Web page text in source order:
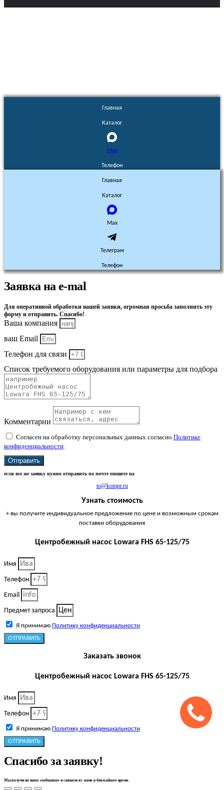
Главная
Каталог
Max
Телефон
Главная
Каталог
Max
Телеграм
Телефон
Заявка на e-mal
Для оперативной обработки вашей заявки, огромная просьба заполнить эту
форму и отправить. Спасибо!
Ваша компания
ваш Email
Телефон для связи
Список требуемого оборудования или параметры для подбора
Комментарии
Согласен на обработку персональных данных согласно Политике
конфиденциальности
Отправить
если все же заявку нужно отправить по почте пишите на
to@kompr.ru
Узнать стоимость
+ вы получите индивидуальное предложение по цене и возможным срокам
поставки оборудования
Центробежный насос Lowara FHS 65-125/75
Имя
Телефон
Email
Предмет запроса
Я принимаю Политику конфиденциальности
ОТПРАВИТЬ
Заказать звонок
Центробежный насос Lowara FHS 65-125/75
Имя
Телефон
Я принимаю Политику конфиденциальности
ОТПРАВИТЬ
Спасибо за заявку!
Мы получили ваше сообщение и свяжемся с вами в ближайшее время.